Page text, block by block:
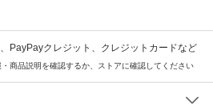
PayPayクレジット、クレジットカードなど
商品説明を確認するか、ストアに確認してください